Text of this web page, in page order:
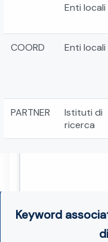
Enti locali
COORD Enti locali
PARTNER
Istituti di
ricerca
Keyword